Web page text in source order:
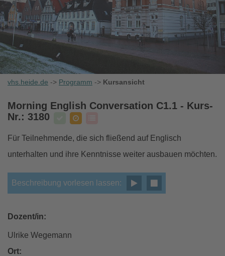
vhs.heide.de -> Programm -> Kursansicht
Morning English Conversation C1.1 - Kurs-
Nr.: 3180
Für Teilnehmende, die sich fließend auf Englisch
unterhalten und ihre Kenntnisse weiter ausbauen möchten.
Beschreibung vorlesen lassen:
Dozent/in:
Ulrike Wegemann
Ort: